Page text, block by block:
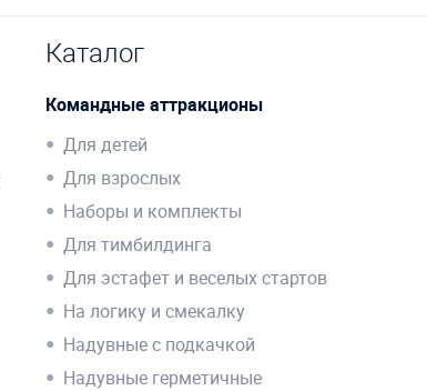
Каталог
Командные аттракционы
Для детей
Для взрослых
Наборы и комплекты
Для тимбилдинга
Для эстафет и веселых стартов
На логику и смекалку
Надувные с подкачкой
Надувные герметичные